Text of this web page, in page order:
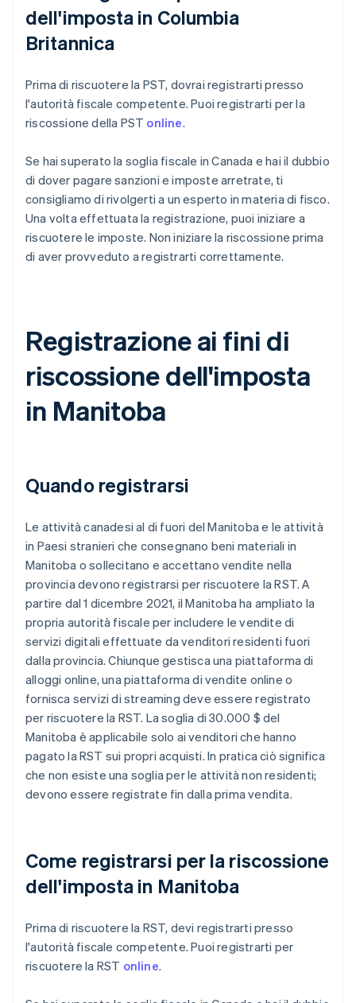
dell'imposta in Columbia
Britannica
Prima di riscuotere la PST, dovrai registrarti presso
l'autorità fiscale competente. Puoi registrarti per la
riscossione della PST online.
Se hai superato la soglia fiscale in Canada e hai il dubbio
di dover pagare sanzioni e imposte arretrate, ti
consigliamo di rivolgerti a un esperto in materia di fisco.
Una volta effettuata la registrazione, puoi iniziare a
riscuotere le imposte. Non iniziare la riscossione prima
di aver provveduto a registrarti correttamente.
Registrazione ai fini di
riscossione dell'imposta
in Manitoba
Quando registrarsi
Le attività canadesi al di fuori del Manitoba e le attività
in Paesi stranieri che consegnano beni materiali in
Manitoba o sollecitano e accettano vendite nella
provincia devono registrarsi per riscuotere la RST. A
partire dal 1 dicembre 2021, il Manitoba ha ampliato la
propria autorità fiscale per includere le vendite di
servizi digitali effettuate da venditori residenti fuori
dalla provincia. Chiunque gestisca una piattaforma di
alloggi online, una piattaforma di vendite online o
fornisca servizi di streaming deve essere registrato
per riscuotere la RST. La soglia di 30.000 $ del
Manitoba è applicabile solo ai venditori che hanno
pagato la RST sui propri acquisti. In pratica ciò significa
che non esiste una soglia per le attività non residenti;
devono essere registrate fin dalla prima vendita.
Come registrarsi per la riscossione
dell'imposta in Manitoba
Prima di riscuotere la RST, devi registrarti presso
l'autorità fiscale competente. Puoi registrarti per
riscuotere la RST online.